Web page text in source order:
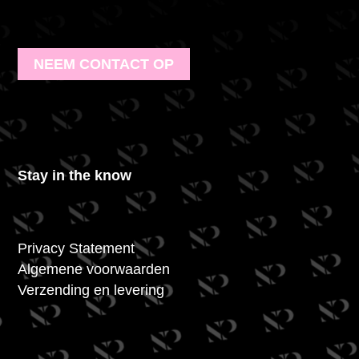
NEEM CONTACT OP
Stay in the know
Privacy Statement
Algemene voorwaarden
Verzending en levering